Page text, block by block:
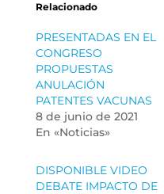
Relacionado
PRESENTADAS EN EL
CONGRESO
PROPUESTAS
ANULACIÓN
PATENTES VACUNAS
8 de junio de 2021
En «Noticias»
DISPONIBLE VIDEO
DEBATE IMPACTO DE